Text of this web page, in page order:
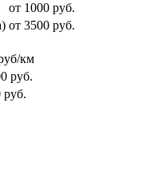
от 1000 руб.
от 3500 руб.
км
руб.
руб.